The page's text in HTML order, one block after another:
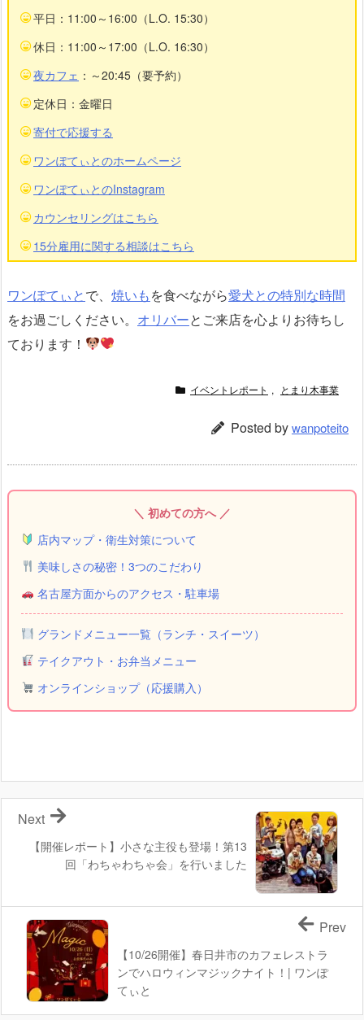
平日：11:00～16:00（L.O. 15:30）
休日：11:00～17:00（L.O. 16:30）
夜カフェ ：～20:45（要予約）
定休日：金曜日
寄付で応援する
ワンぽてぃとのホームページ
ワンぽてぃとのInstagram
カウンセリングはこちら
15分雇用に関する相談はこちら
ワンぽてぃとで、 焼いもを食べながら愛犬との特別な時間
をお過ごしください。 オリバーとご来店を心よりお待ちし
ております！
イベントレポート , とまり木事業
Posted bywanpoteito
＼ 初めての方へ ／
店内マップ・衛生対策について
美味しさの秘密！3つのこだわり
名古屋方面からのアクセス・駐車場
グランドメニュー一覧（ランチ・スイーツ）
テイクアウト・お弁当メニュー
オンラインショップ（応援購入）
【開催レポート】小さな主役も登場！第13
回「わちゃわちゃ会」を行いました
Next
【10/26開催】春日井市のカフェレストラ
ンでハロウィンマジックナイト！| ワンぽ
てぃと
Prev